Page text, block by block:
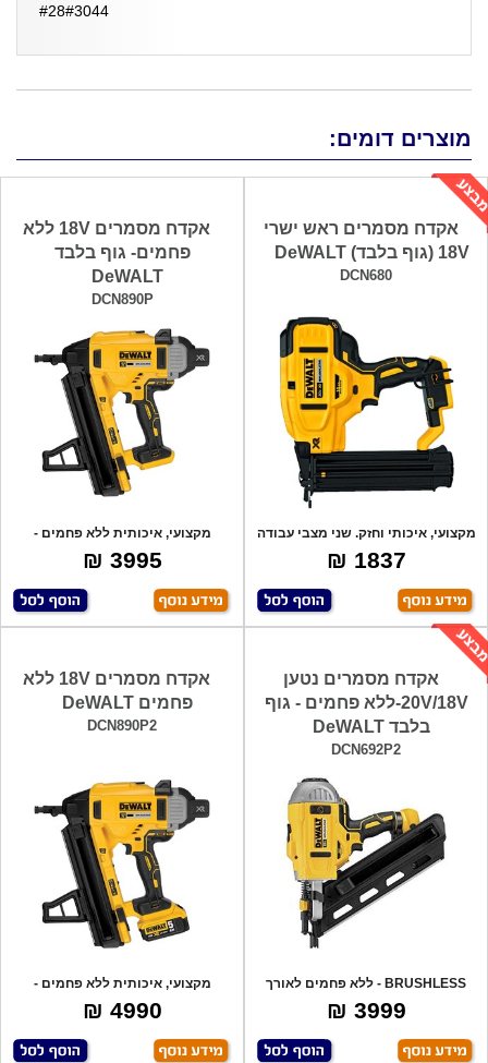
#28#3044
מוצרים דומים:
אקדח מסמרים ראש ישרי
18V (גוף בלבד) DeWALT
DCN680
מקצועי, איכותי וחזק. שני מצבי עבודה
- יר
1837 ₪
אקדח מסמרים 18V ללא
פחמים- גוף בלבד
DeWALT
DCN890P
מקצועי, איכותית ללא פחמים -
BRUSHLESS לאו
3995 ₪
אקדח מסמרים נטען
20V/18V-ללא פחמים - גוף
בלבד DeWALT
DCN692P2
BRUSHLESS - ללא פחמים לאורך
חיים ארוך! מ
3999 ₪
אקדח מסמרים 18V ללא
פחמים DeWALT
DCN890P2
מקצועי, איכותית ללא פחמים -
BRUSHLESS לאו
4990 ₪